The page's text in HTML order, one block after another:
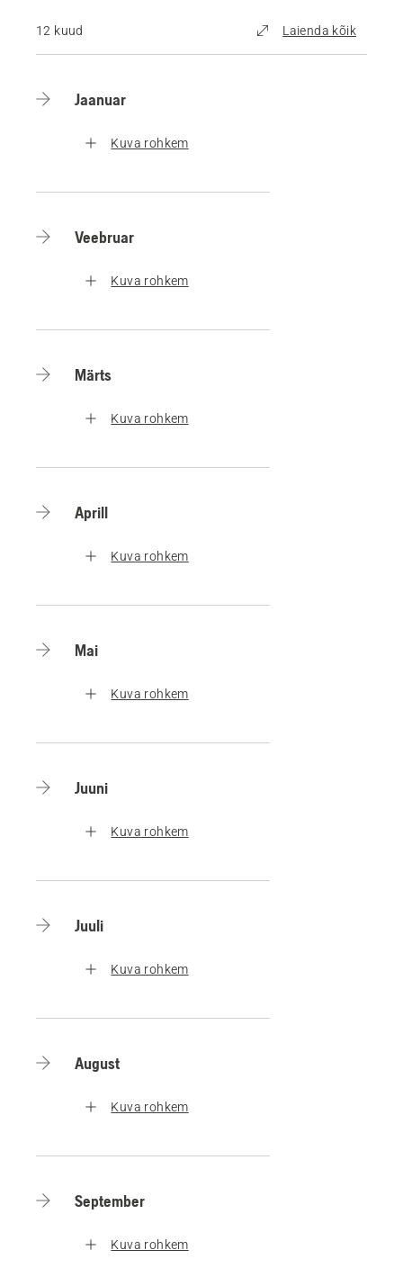
12 kuud Laienda kõik
Jaanuar
Kuva rohkem
Veebruar
Kuva rohkem
Märts
Kuva rohkem
Aprill
Kuva rohkem
Mai
Kuva rohkem
Juuni
Kuva rohkem
Juuli
Kuva rohkem
August
Kuva rohkem
September
Kuva rohkem